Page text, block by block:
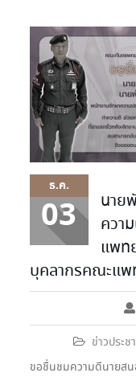
ธ.ค.
03
นาย
ควา
แพท
บุคลากรคณะแ
ข่าวประ
ขอชื่นชมความดีนายส